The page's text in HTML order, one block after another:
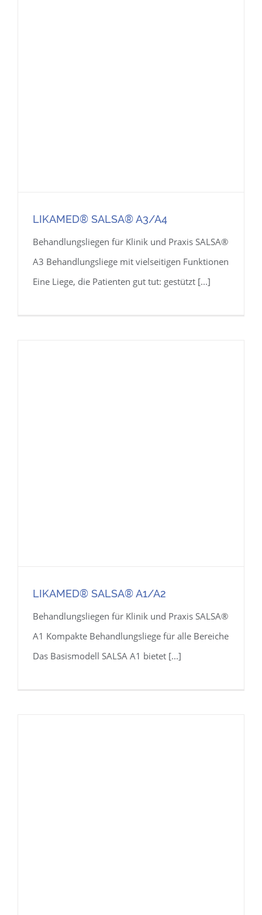
LIKAMED® SALSA® A3/A4
Behandlungsliegen für Klinik und Praxis SALSA®
A3 Behandlungsliege mit vielseitigen Funktionen
Eine Liege, die Patienten gut tut: gestützt [...]
LIKAMED® SALSA® A1/A2
Behandlungsliegen für Klinik und Praxis SALSA®
A1 Kompakte Behandlungsliege für alle Bereiche
Das Basismodell SALSA A1 bietet [...]